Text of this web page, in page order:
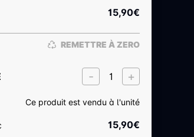
15,90€
REMETTRE À ZERO
Ce produit est vendu à l'unité
15,90€